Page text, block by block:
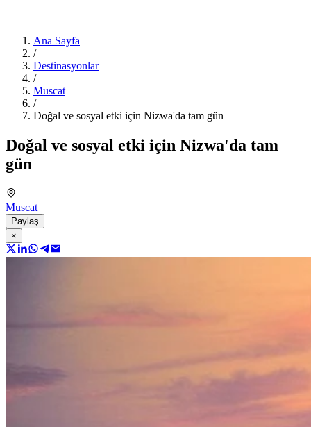
Ana Sayfa
/
Destinasyonlar
/
Muscat
/
Doğal ve sosyal etki için Nizwa'da tam gün
Doğal ve sosyal etki için Nizwa'da tam
gün
Muscat
Paylaş
×